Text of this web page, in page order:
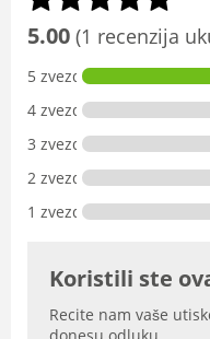
5.00 (1 recenzija
5 zvezdica
4 zvezdice
3 zvezdice
2 zvezdice
1 zvezdica
Koristili ste
Recite nam vaše